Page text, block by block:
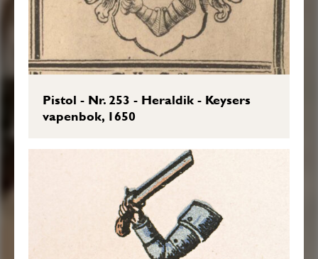
Pistol - Nr. 253 - Heraldik - Keysers
vapenbok, 1650